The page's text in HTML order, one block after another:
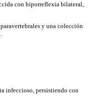
con hiporreflexia bilateral,
y una colección
infeccioso, persistiendo con